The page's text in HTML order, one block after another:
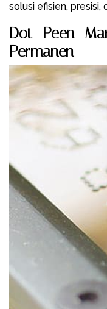
solusi efisien, presisi,
Dot Peen
Permanen